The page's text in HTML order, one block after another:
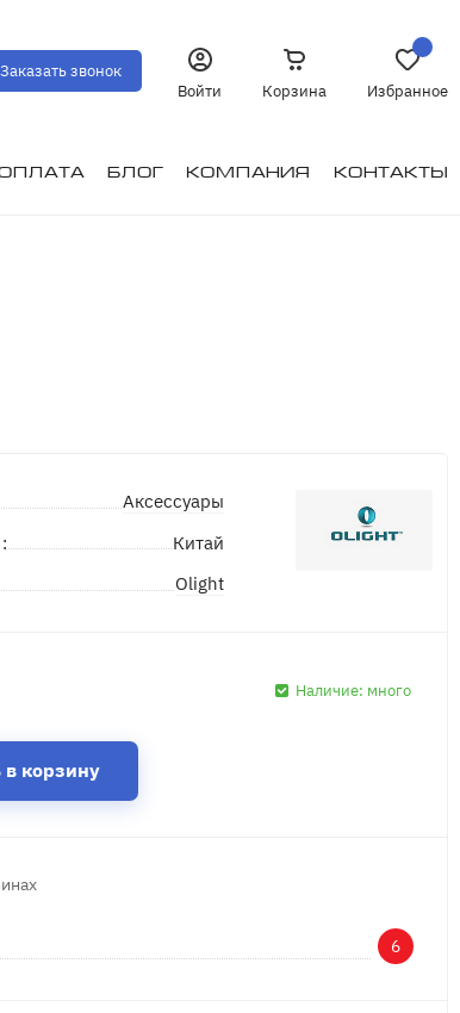
Заказать звонок
Войти
Корзина Избранное
Блог Компания Контакты
Аксессуары
Китай
Olight
Наличие: много
корзину
6